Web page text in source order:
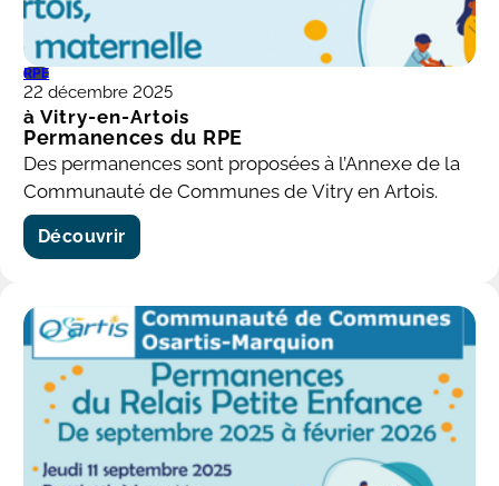
Permanences du RPE
Des permanences sont proposées à l’Annexe de la
Communauté de Communes de Vitry en Artois.
Découvrir
RPE
22 décembre 2025
à Vitry-en-Artois